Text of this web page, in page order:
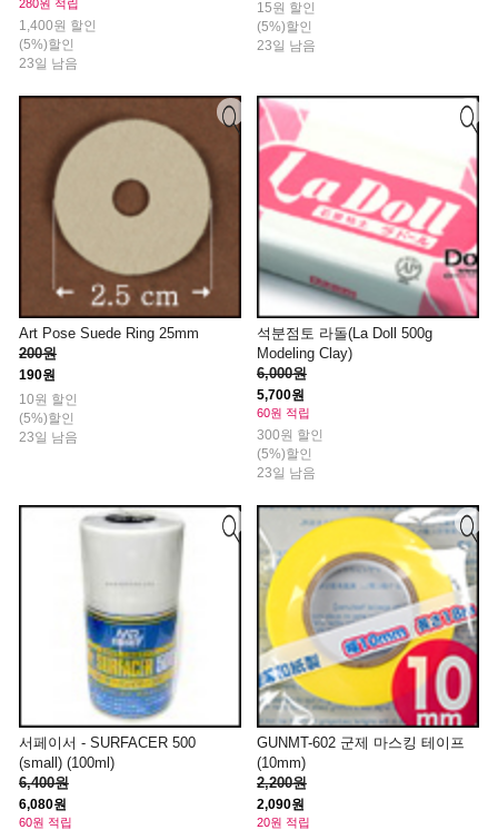
280원 적립
1,400원 할인
(5%)할인
23일 남음
15원 할인
(5%)할인
23일 남음
Art Pose Suede Ring 25mm
200원
190원
10원 할인
(5%)할인
23일 남음
석분점토 라돌(La Doll 500g
Modeling Clay)
6,000원
5,700원
60원 적립
300원 할인
(5%)할인
23일 남음
서페이서 - SURFACER 500
(small) (100ml)
6,400원
6,080원
60원 적립
GUNMT-602 군제 마스킹 테이프
(10mm)
2,200원
2,090원
20원 적립